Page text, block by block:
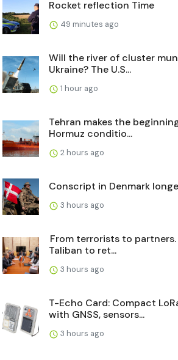
Rocket reflection Time
49 minutes ago
Will the river of cluster
Ukraine? The U.S...
1 hour ago
Tehran makes the
Hormuz conditio...
2 hours ago
Conscript in Denmark
3 hours ago
From terrorists to partners.
Taliban to ret...
3 hours ago
T-Echo Card: Compact
with GNSS, sensors...
3 hours ago